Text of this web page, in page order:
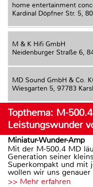
home entertainment
Kardinal Döpfner Str. 5,
M & K Hifi GmbH
Neidenburger Straße 6,
MD Sound GmbH & Co.
Wiesgarten 5, 97783
Topthema: M-
Leistungswunder
Miniatur-Wunder-Amp
Mit der M-500.4 MD
Generation seiner
Superkompakt und mit
wollen wir uns genauer
>> Mehr erfahren